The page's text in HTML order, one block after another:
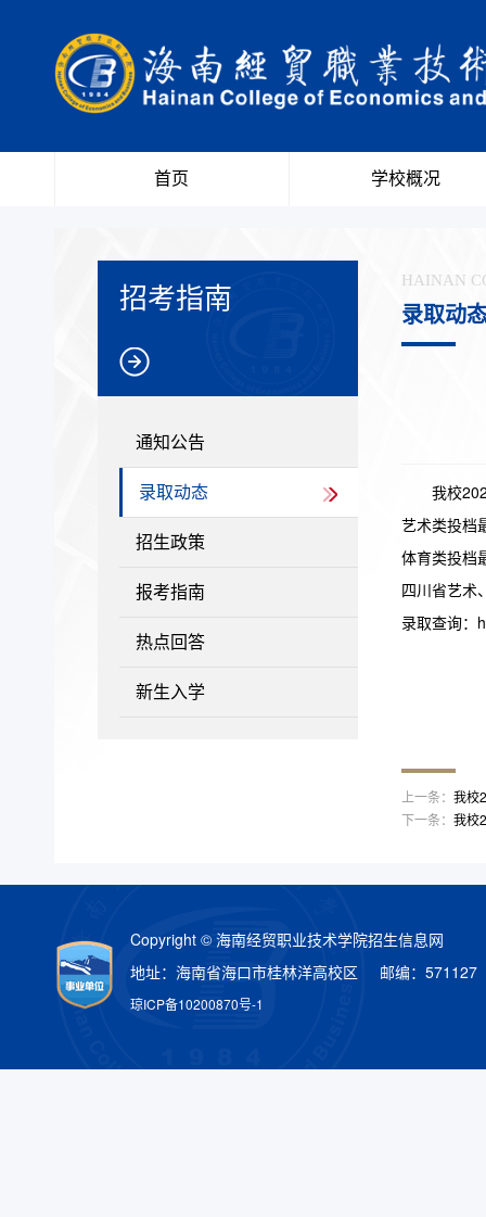
首页 学校概况
招考指南
通知公告
录取动态
招生政策
报考指南
热点回答
新生入学
HAINAN
录取动
我校
艺术类投档
体育类投档
四川省艺术
录取查询：
上一条： 我校
下一条： 我校
Copyright © 海南经贸职业技术学院招生信息网
地址：海南省海口市桂林洋高校区 邮编：571127
琼ICP备10200870号-1